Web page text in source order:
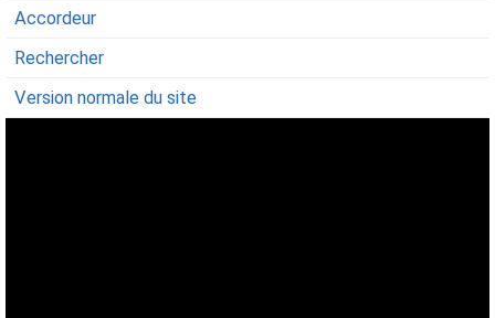
Accordeur
Rechercher
Version normale du site